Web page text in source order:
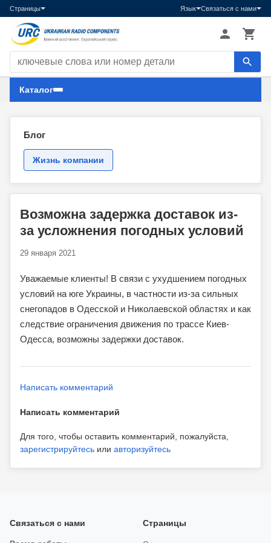
Страницы Язык Связаться с нами
Каталог
Блог
Жизнь компании
Возможна задержка доставок из-
за усложнения погодных условий
29 января 2021
Уважаемые клиенты! В связи с ухудшением погодных
условий на юге Украины, в частности из-за сильных
снегопадов в Одесской и Николаевской областях и как
следствие ограничения движения по трассе Киев-
Одесса, возможны задержки доставок.
Написать комментарий
Написать комментарий
Для того, чтобы оставить комментарий, пожалуйста,
зарегистрируйтесь или авторизуйтесь
Связаться с нами Страницы